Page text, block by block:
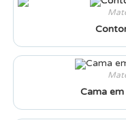
Cama